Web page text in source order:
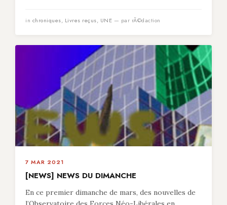
in chroniques, Livres reçus, UNE — par rÃ©daction
7 MAR 2021
[NEWS] NEWS DU DIMANCHE
En ce premier dimanche de mars, des nouvelles de